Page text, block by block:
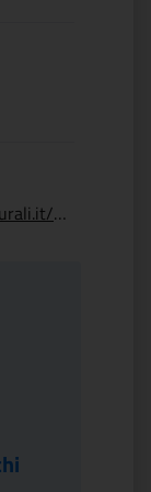
http://polomusealeveneto.beniculturali.it/musei/museo-di-palazzo-grimani